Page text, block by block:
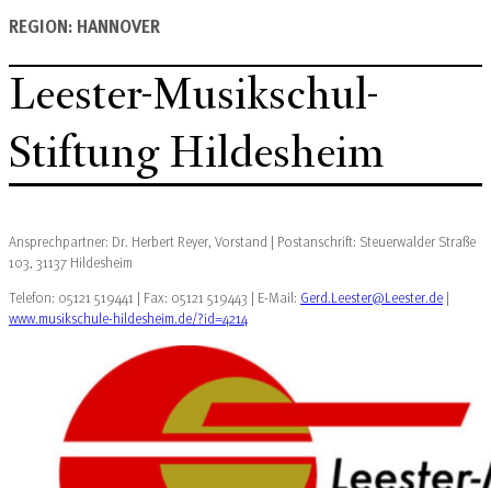
REGION: HANNOVER
Leester-Musikschul-
Stiftung Hildesheim
Ansprechpartner: Dr. Herbert Reyer, Vorstand | Postanschrift: Steuerwalder Straße
103, 31137 Hildesheim
Telefon: 05121 519441 | Fax: 05121 519443 | E-Mail: Gerd.Leester@Leester.de |
www.musikschule-hildesheim.de/?id=4214